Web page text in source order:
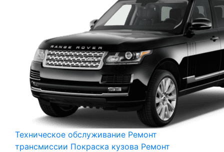
Техническое обслуживание Ремонт
трансмиссии Покраска кузова Ремонт